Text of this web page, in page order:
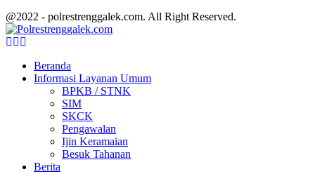
@2022 - polrestrenggalek.com. All Right Reserved.
Facebook
Twitter
Beranda
Informasi Layanan Umum
BPKB / STNK
SIM
SKCK
Pengawalan
Ijin Keramaian
Besuk Tahanan
Berita